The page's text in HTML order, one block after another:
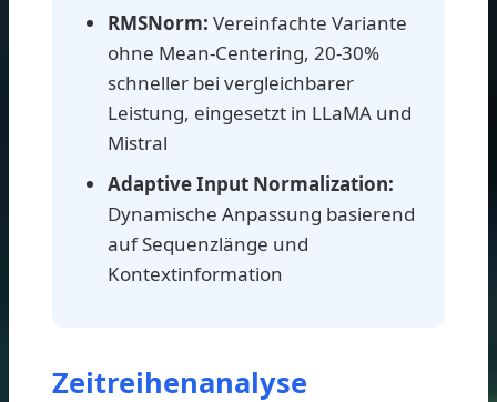
RMSNorm: Vereinfachte Variante
ohne Mean-Centering, 20-30%
schneller bei vergleichbarer
Leistung, eingesetzt in LLaMA und
Mistral
Adaptive Input Normalization:
Dynamische Anpassung basierend
auf Sequenzlänge und
Kontextinformation
Zeitreihenanalyse